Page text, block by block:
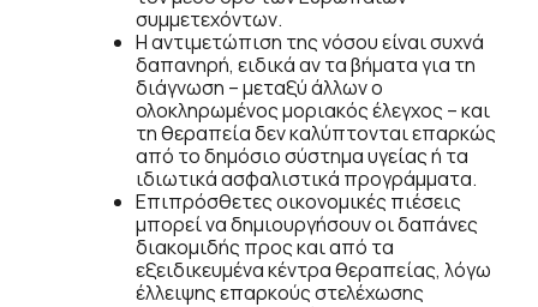
συμμετεχόντων.
Η αντιμετώπιση της νόσου είναι συχνά
δαπανηρή, ειδικά αν τα βήματα για τη
διάγνωση – μεταξύ άλλων ο
ολοκληρωμένος μοριακός έλεγχος – και
τη θεραπεία δεν καλύπτονται επαρκώς
από το δημόσιο σύστημα υγείας ή τα
ιδιωτικά ασφαλιστικά προγράμματα.
Επιπρόσθετες οικονομικές πιέσεις
μπορεί να δημιουργήσουν οι δαπάνες
διακομιδής προς και από τα
εξειδικευμένα κέντρα θεραπείας, λόγω
έλλειψης επαρκούς στελέχωσης